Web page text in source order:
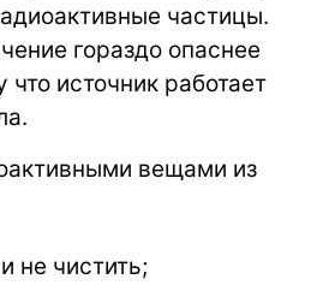
частицы.
гораздо опаснее
что источник работает
вещами из
не чистить;